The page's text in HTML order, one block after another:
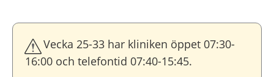
Vecka 25-33 har kliniken öppet 07:30-
16:00 och telefontid 07:40-15:45.